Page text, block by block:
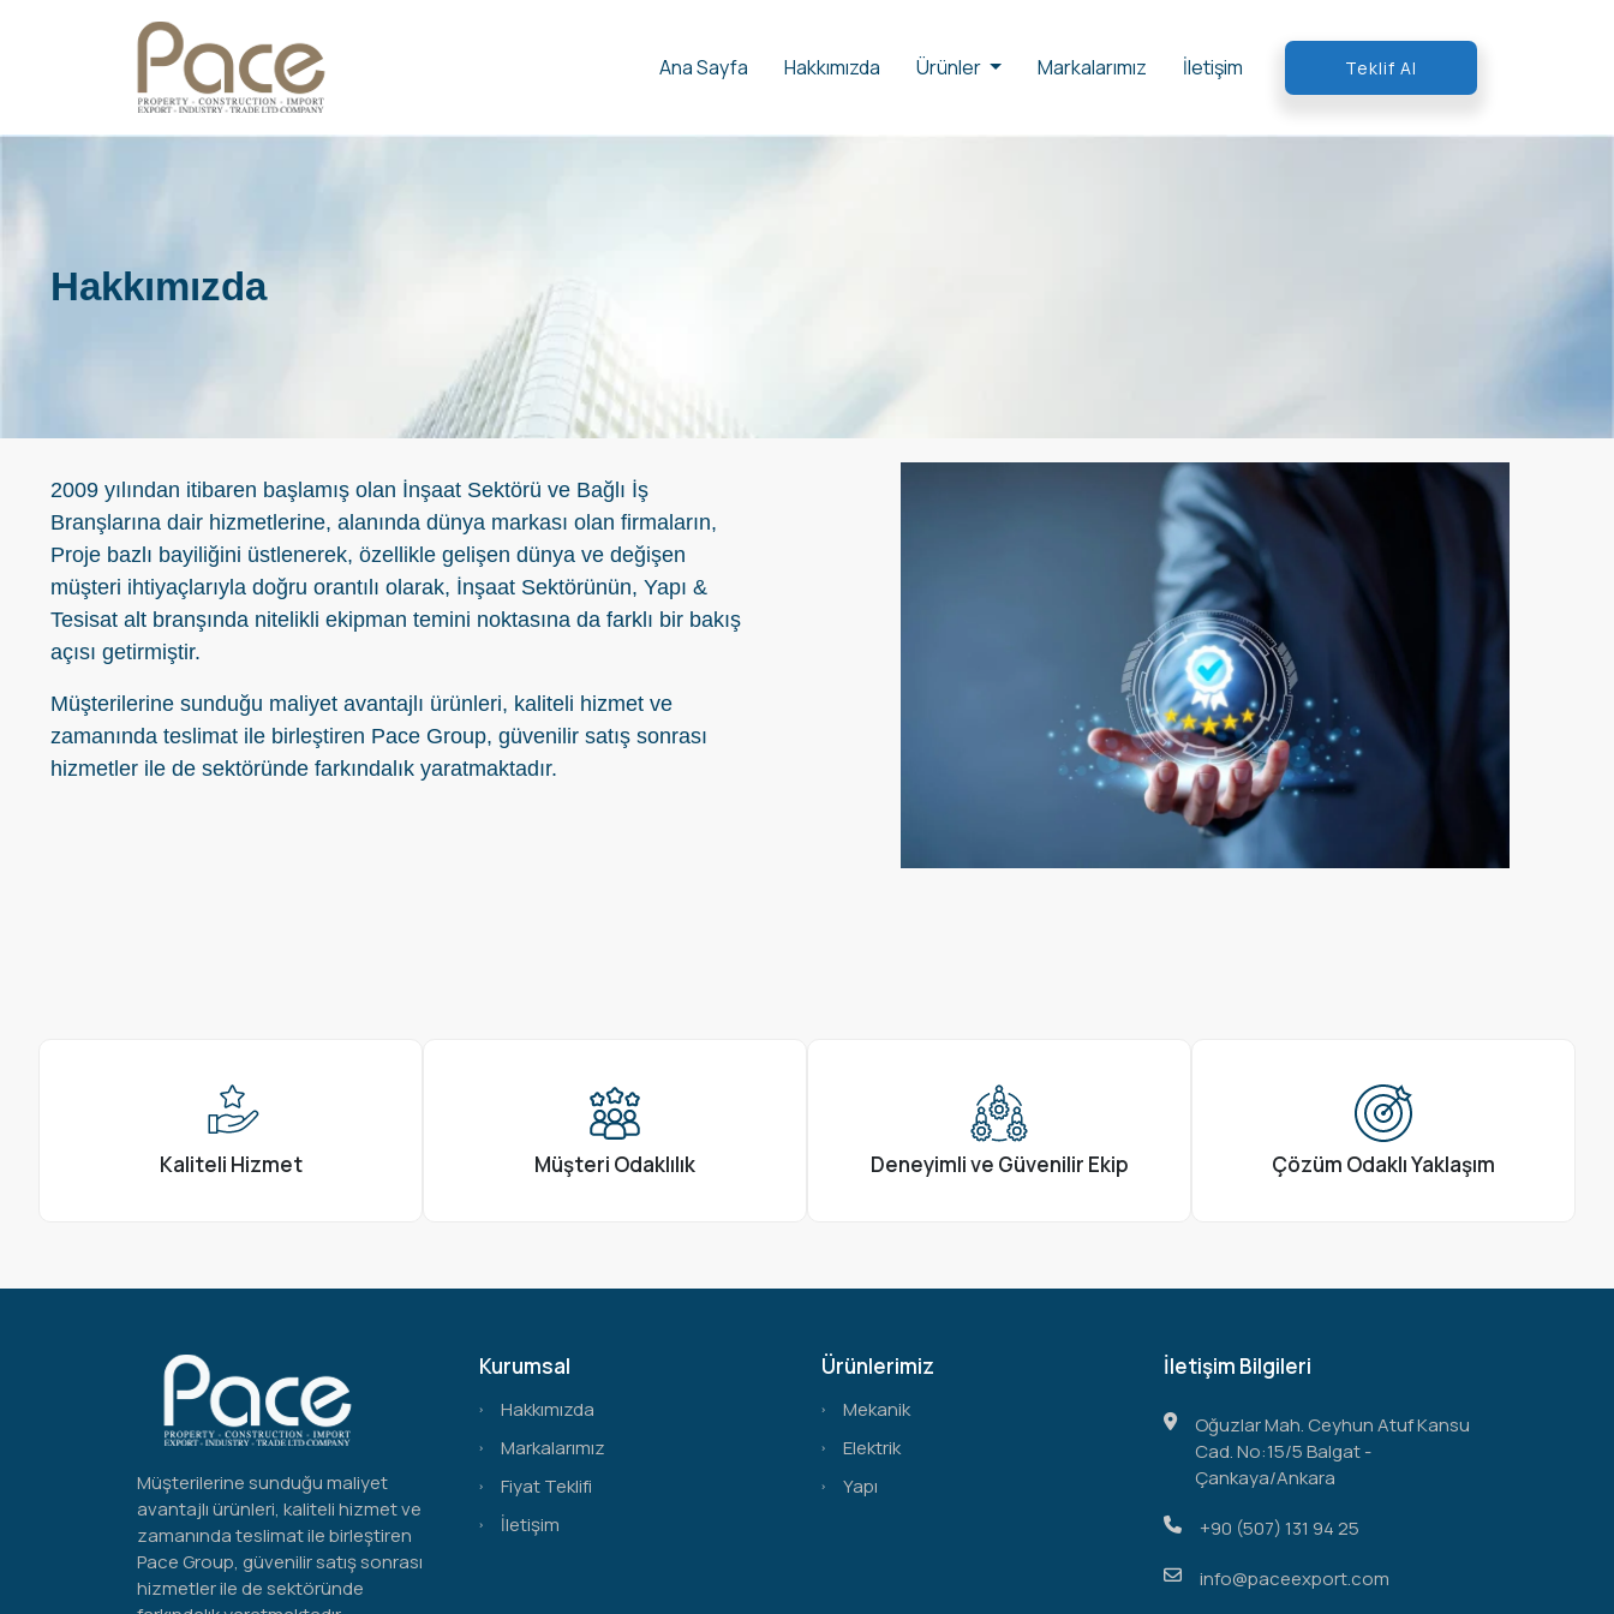
ÜRÜNLER
Ana Sayfa Hakkımızda Ürünler Markalarımız İletişim Teklif Al
Hakkımızda
2009 yılından itibaren başlamış olan İnşaat Sektörü ve Bağlı İş
Branşlarına dair hizmetlerine, alanında dünya markası olan firmaların,
Proje bazlı bayiliğini üstlenerek, özellikle gelişen dünya ve değişen
müşteri ihtiyaçlarıyla doğru orantılı olarak, İnşaat Sektörünün, Yapı &
Tesisat alt branşında nitelikli ekipman temini noktasına da farklı bir bakış
açısı getirmiştir.
Müşterilerine sunduğu maliyet avantajlı ürünleri, kaliteli hizmet ve
zamanında teslimat ile birleştiren Pace Group, güvenilir satış sonrası
hizmetler ile de sektöründe farkındalık yaratmaktadır.
Kaliteli Hizmet Müşteri Odaklılık Deneyimli ve Güvenilir Ekip Çözüm Odaklı Yaklaşım
Müşterilerine sunduğu maliyet
avantajlı ürünleri, kaliteli hizmet ve
zamanında teslimat ile birleştiren
Pace Group, güvenilir satış sonrası
hizmetler ile de sektöründe
Kurumsal
Hakkımızda
Markalarımız
Fiyat Teklifi
İletişim
Ürünlerimiz
Mekanik
Elektrik
Yapı
İletişim Bilgileri
Oğuzlar Mah. Ceyhun Atuf Kansu
Cad. No:15/5 Balgat -
Çankaya/Ankara
+90 (507) 131 94 25
info@paceexport.com